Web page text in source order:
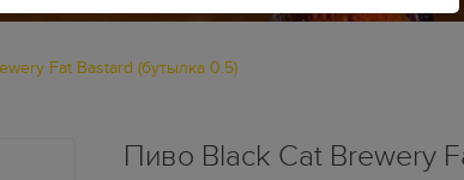
Fat Bastard (бутылка 0.5)
Пиво Black Cat Brewery